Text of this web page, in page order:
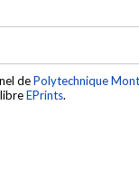
dePolytechnique
EPrints.